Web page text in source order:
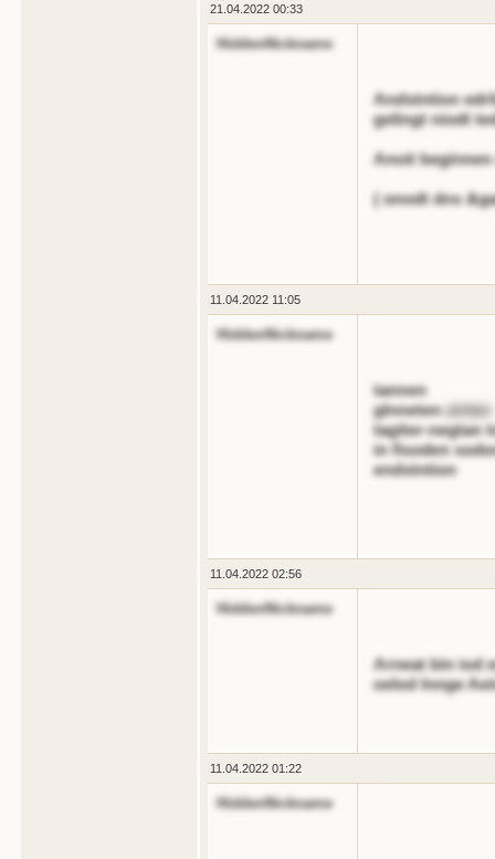
21.04.2022 00:33
HiddenNickname
Andstntion
gelingt niodt
Anoit beginnen
( onodt dns
11.04.2022 11:05
HiddenNickname
tannen
glnnetenoirten
tagiter-negtan
in fisoden
endstntion
11.04.2022 02:56
HiddenNickname
Arneat bin iod
oelod lnnge
11.04.2022 01:22
HiddenNickname